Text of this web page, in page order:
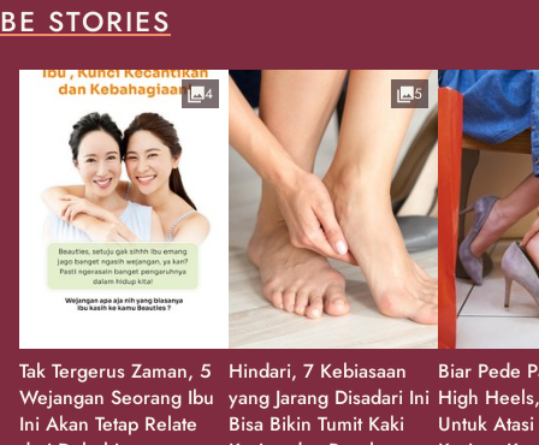
BE STORIES
Tak Tergerus Zaman, 5
Wejangan Seorang Ibu
Ini Akan Tetap Relate
4
Hindari, 7 Kebiasaan
yang Jarang Disadari Ini
Bisa Bikin Tumit Kaki
5
Biar Pede
High
Untuk